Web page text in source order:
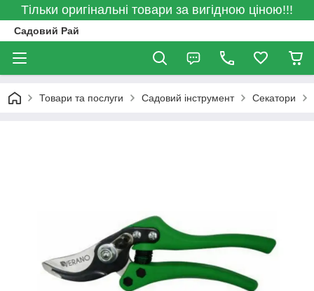
Тільки оригінальні товари за вигідною ціною!!!
Садовий Рай
Товари та послуги Садовий інструмент Секатори